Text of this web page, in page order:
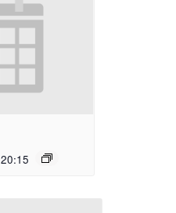
20:15